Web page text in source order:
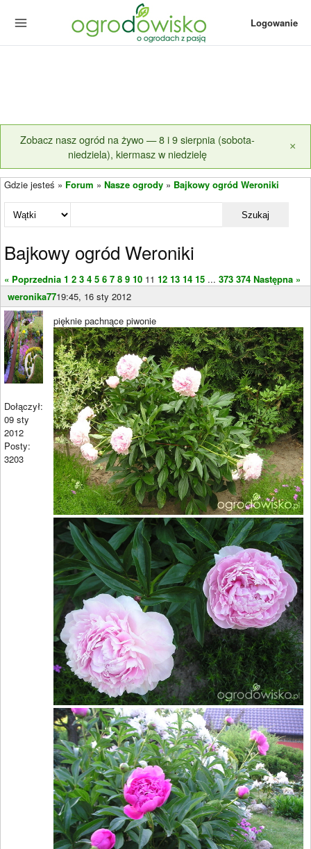
Logowanie
Zobacz nasz ogród na żywo — 8 i 9 sierpnia (sobota-
niedziela), kiermasz w niedzielę
×
Gdzie jesteś » Forum » Nasze ogrody » Bajkowy ogród Weroniki
Szukaj
Bajkowy ogród Weroniki
« Poprzednia 1 2 3 4 5 6 7 8 9 10 11 12 13 14 15 ... 373 374 Następna »
weronika7719:45, 16 sty 2012
Dołączył:
09 sty
2012
Posty:
3203
pięknie pachnące piwonie